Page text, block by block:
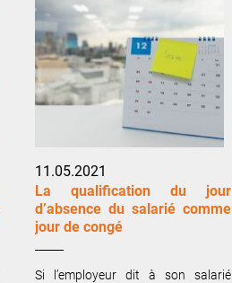
11.05.2021
La qualification du jour
d’absence du salarié comme
jour de congé
Si l’employeur dit à son salarié